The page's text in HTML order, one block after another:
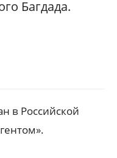
Багдада.
в Российской